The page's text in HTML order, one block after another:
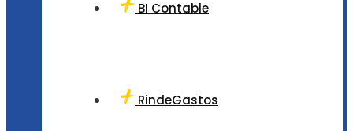
BI Contable
RindeGastos